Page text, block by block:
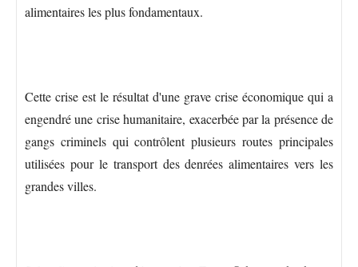
alimentaires les plus fondamentaux.
Cette crise est le résultat d'une grave crise économique qui a
engendré une crise humanitaire, exacerbée par la présence de
gangs criminels qui contrôlent plusieurs routes principales
utilisées pour le transport des denrées alimentaires vers les
grandes villes.